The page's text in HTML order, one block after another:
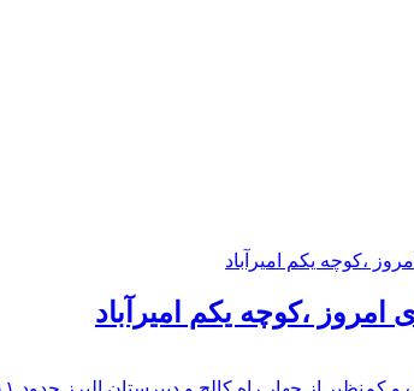
امروز ،کوچه یکم امیرآباد